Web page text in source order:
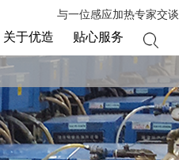
关于优造 贴心服务
与一位感应加热专家交谈